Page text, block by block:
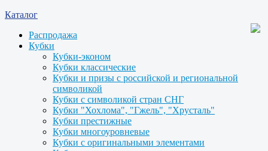
Каталог
Распродажа
Кубки
Кубки-эконом
Кубки классические
Кубки и призы с российской и региональной
символикой
Кубки с символикой стран СНГ
Кубки "Хохлома", "Гжель", "Хрусталь"
Кубки престижные
Кубки многоуровневые
Кубки с оригинальными элементами